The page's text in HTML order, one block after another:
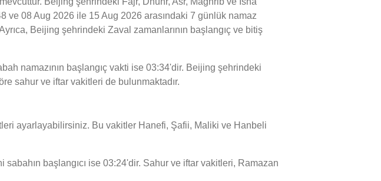
08 Aug 2026 ile 15 Aug 2026 arasındaki 7 günlük namaz
Beijing şehrindeki Zaval zamanlarının başlangıç ve bitiş
namazının başlangıç vakti ise 03:34'dir. Beijing şehrindeki
sahur ve iftar vakitleri de bulunmaktadır.
ayarlayabilirsiniz. Bu vakitler Hanefi, Şafii, Maliki ve Hanbeli
başlangıcı ise 03:24'dir. Sahur ve iftar vakitleri, Ramazan